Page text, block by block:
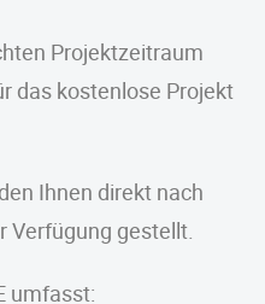
Projektzeitraum
das kostenlose Projekt
Ihnen direkt nach
Verfügung gestellt.
umfasst: